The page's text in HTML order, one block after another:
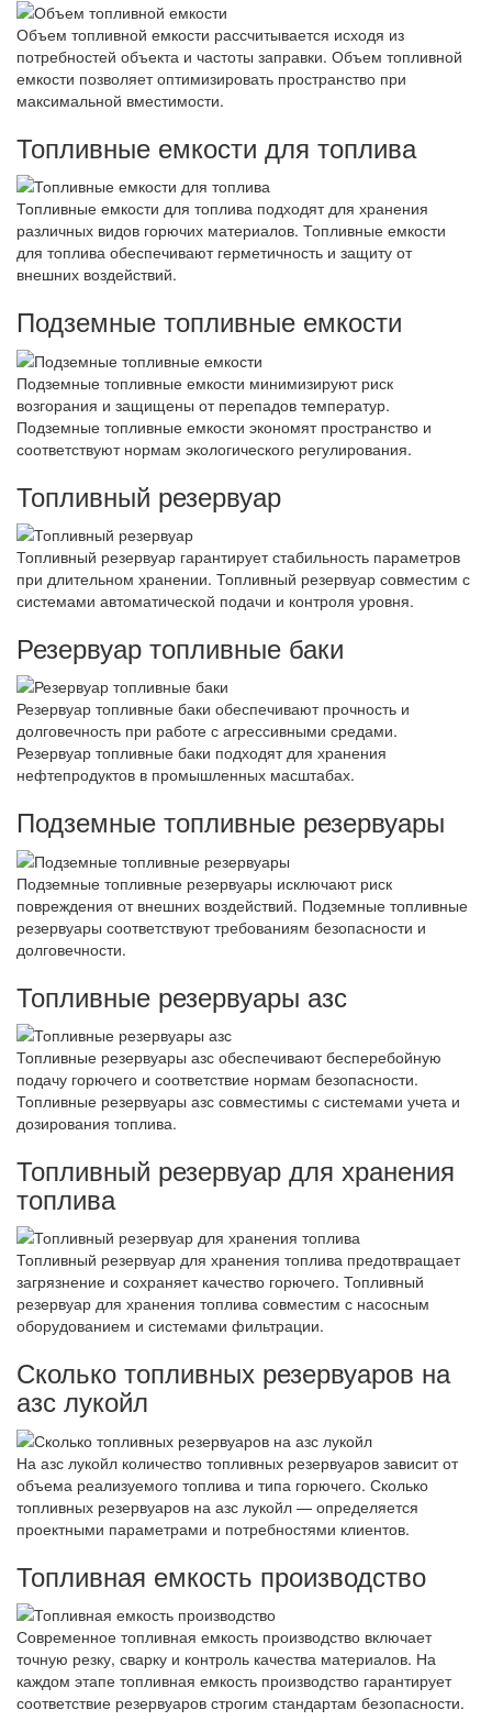
Объем топливной емкости рассчитывается исходя из
потребностей объекта и частоты заправки. Объем топливной
емкости позволяет оптимизировать пространство при
максимальной вместимости.
Топливные емкости для топлива
Топливные емкости для топлива подходят для хранения
различных видов горючих материалов. Топливные емкости
для топлива обеспечивают герметичность и защиту от
внешних воздействий.
Подземные топливные емкости
Подземные топливные емкости минимизируют риск
возгорания и защищены от перепадов температур.
Подземные топливные емкости экономят пространство и
соответствуют нормам экологического регулирования.
Топливный резервуар
Топливный резервуар гарантирует стабильность параметров
при длительном хранении. Топливный резервуар совместим с
системами автоматической подачи и контроля уровня.
Резервуар топливные баки
Резервуар топливные баки обеспечивают прочность и
долговечность при работе с агрессивными средами.
Резервуар топливные баки подходят для хранения
нефтепродуктов в промышленных масштабах.
Подземные топливные резервуары
Подземные топливные резервуары исключают риск
повреждения от внешних воздействий. Подземные топливные
резервуары соответствуют требованиям безопасности и
долговечности.
Топливные резервуары азс
Топливные резервуары азс обеспечивают бесперебойную
подачу горючего и соответствие нормам безопасности.
Топливные резервуары азс совместимы с системами учета и
дозирования топлива.
Топливный резервуар для хранения
топлива
Топливный резервуар для хранения топлива предотвращает
загрязнение и сохраняет качество горючего. Топливный
резервуар для хранения топлива совместим с насосным
оборудованием и системами фильтрации.
Сколько топливных резервуаров на
азс лукойл
На азс лукойл количество топливных резервуаров зависит от
объема реализуемого топлива и типа горючего. Сколько
топливных резервуаров на азс лукойл — определяется
проектными параметрами и потребностями клиентов.
Топливная емкость производство
Современное топливная емкость производство включает
точную резку, сварку и контроль качества материалов. На
каждом этапе топливная емкость производство гарантирует
соответствие резервуаров строгим стандартам безопасности.